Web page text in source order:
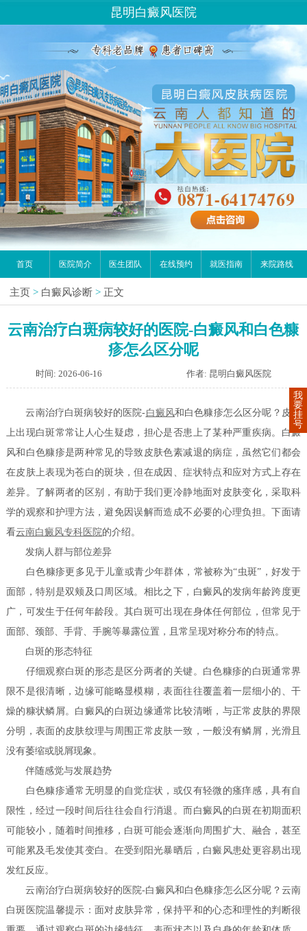
昆明白癜风医院
首页 医院简介 医生团队 在线预约 就医指南 来院路线
主页 > 白癜风诊断 > 正文
云南治疗白斑病较好的医院-白癜风和白色糠
疹怎么区分呢
时间: 2026-06-16 作者: 昆明白癜风医院
云南治疗白斑病较好的医院-白癜风和白色糠疹怎么区分呢？皮肤
上出现白斑常常让人心生疑虑，担心是否患上了某种严重疾病。白癜
风和白色糠疹是两种常见的导致皮肤色素减退的病症，虽然它们都会
在皮肤上表现为苍白的斑块，但在成因、症状特点和应对方式上存在
差异。了解两者的区别，有助于我们更冷静地面对皮肤变化，采取科
学的观察和护理方法，避免因误解而造成不必要的心理负担。下面请
看云南白癜风专科医院的介绍。
发病人群与部位差异
白色糠疹更多见于儿童或青少年群体，常被称为“虫斑”，好发于
面部，特别是双颊及口周区域。相比之下，白癜风的发病年龄跨度更
广，可发生于任何年龄段。其白斑可出现在身体任何部位，但常见于
面部、颈部、手背、手腕等暴露位置，且常呈现对称分布的特点。
白斑的形态特征
仔细观察白斑的形态是区分两者的关键。白色糠疹的白斑通常界
限不是很清晰，边缘可能略显模糊，表面往往覆盖着一层细小的、干
燥的糠状鳞屑。白癜风的白斑边缘通常比较清晰，与正常皮肤的界限
分明，表面的皮肤纹理与周围正常皮肤一致，一般没有鳞屑，光滑且
没有萎缩或脱屑现象。
伴随感觉与发展趋势
白色糠疹通常无明显的自觉症状，或仅有轻微的瘙痒感，具有自
限性，经过一段时间后往往会自行消退。而白癜风的白斑在初期面积
可能较小，随着时间推移，白斑可能会逐渐向周围扩大、融合，甚至
可能累及毛发使其变白。在受到阳光暴晒后，白癜风患处更容易出现
发红反应。
云南治疗白斑病较好的医院-白癜风和白色糠疹怎么区分呢？云南
白斑医院温馨提示：面对皮肤异常，保持平和的心态和理性的判断很
我
要
挂
号